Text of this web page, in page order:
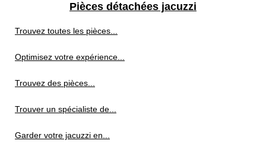
Pièces détachées jacuzzi
Trouvez toutes les pièces...
Optimisez votre expérience...
Trouvez des pièces...
Trouver un spécialiste de...
Garder votre jacuzzi en...